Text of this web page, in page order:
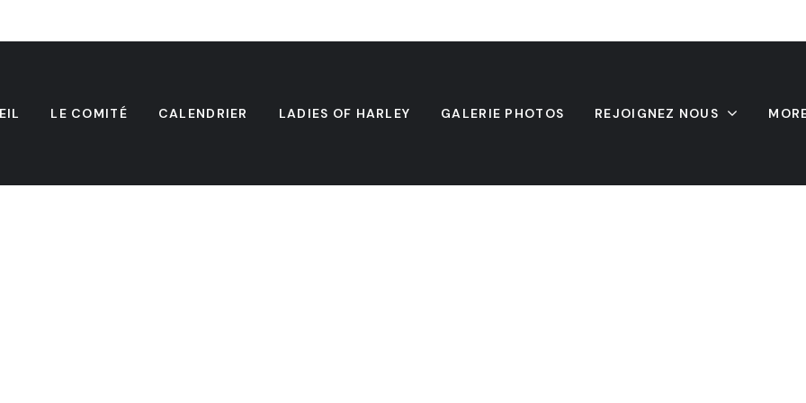
LE COMITÉ CALENDRIER LADIES OF HARLEY GALERIE PHOTOS REJOIGNEZ NOUS